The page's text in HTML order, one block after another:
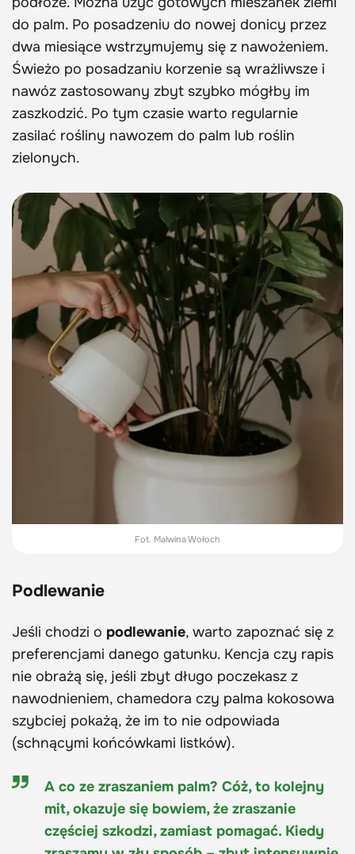
do palm. Po posadzeniu do nowej donicy przez
dwa miesiące wstrzymujemy się z nawożeniem.
Świeżo po posadzaniu korzenie są wrażliwsze i
nawóz zastosowany zbyt szybko mógłby im
zaszkodzić. Po tym czasie warto regularnie
zasilać rośliny nawozem do palm lub roślin
zielonych.
Fot. Malwina Wołoch
Podlewanie
Jeśli chodzi o podlewanie, warto zapoznać się z
preferencjami danego gatunku. Kencja czy rapis
nie obrażą się, jeśli zbyt długo poczekasz z
nawodnieniem, chamedora czy palma kokosowa
szybciej pokażą, że im to nie odpowiada
(schnącymi końcówkami listków).
A co ze zraszaniem palm? Cóż, to kolejny
mit, okazuje się bowiem, że zraszanie
częściej szkodzi, zamiast pomagać. Kiedy